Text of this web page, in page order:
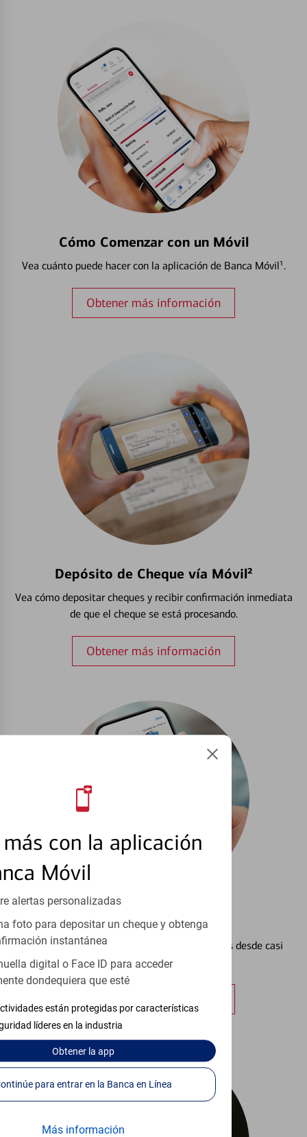
con la aplicación
Móvil
alertas personalizadas
foto para depositar un cheque y obtenga
instantánea
digital o Face ID para acceder
dondequiera que esté
están protegidas por características
líderes en la industria
Obtenerla app
Continúe para entrar en la Banca en Línea
Más información
Cómo Comenzar con un Móvil
Vea cuánto puede hacer con la aplicación de Banca Móvil¹.
Obtener más información
Depósito de Cheque vía Móvil²
Vea cómo depositar cheques y recibir confirmación inmediata
de que el cheque se está procesando.
Obtener más información
Configurar Alertas³
Vea cómo mantener el control de sus finanzas desde casi
cualquier lugar.